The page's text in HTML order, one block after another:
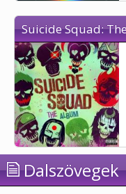
Suicide Squad:
Dalszövegek